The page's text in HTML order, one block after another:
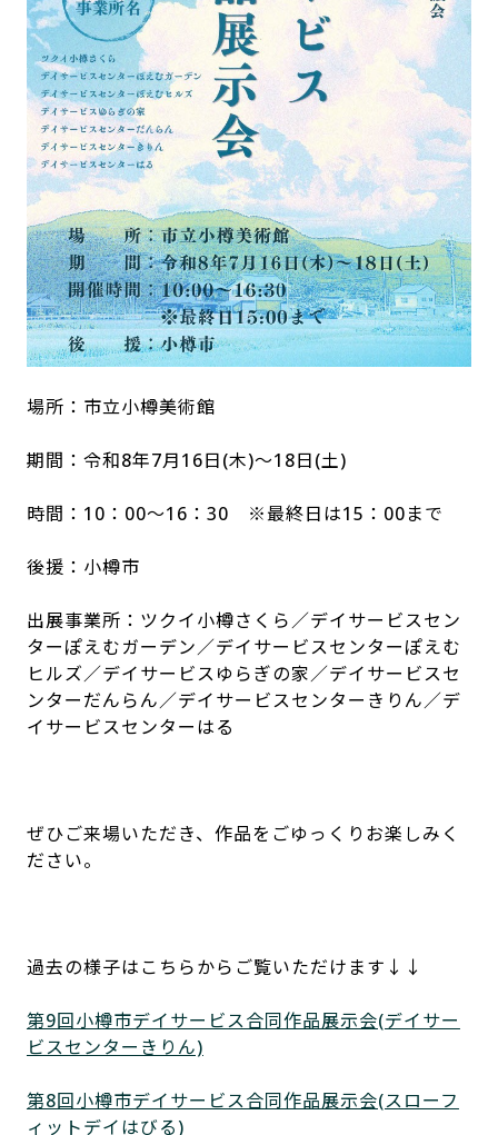
場所：市立小樽美術館
期間：令和8年7月16日(木)～18日(土)
時間：10：00～16：30 ※最終日は15：00まで
後援：小樽市
出展事業所：ツクイ小樽さくら／デイサービスセン
ターぽえむガーデン／デイサービスセンターぽえむ
ヒルズ／デイサービスゆらぎの家／デイサービスセ
ンターだんらん／デイサービスセンターきりん／デ
イサービスセンターはる
ぜひご来場いただき、作品をごゆっくりお楽しみく
ださい。
過去の様子はこちらからご覧いただけます↓↓
第9回小樽市デイサービス合同作品展示会(デイサー
ビスセンターきりん)
第8回小樽市デイサービス合同作品展示会(スローフ
ィットデイはびる)